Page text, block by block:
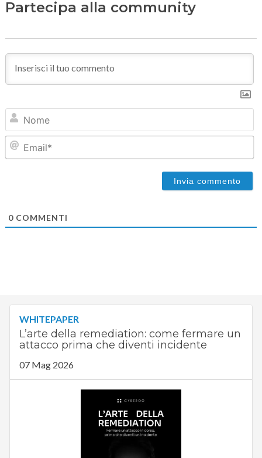
Partecipa alla community
0COMMENTI
WHITEPAPER
L’arte della remediation: come fermare un
attacco prima che diventi incidente
07 Mag 2026